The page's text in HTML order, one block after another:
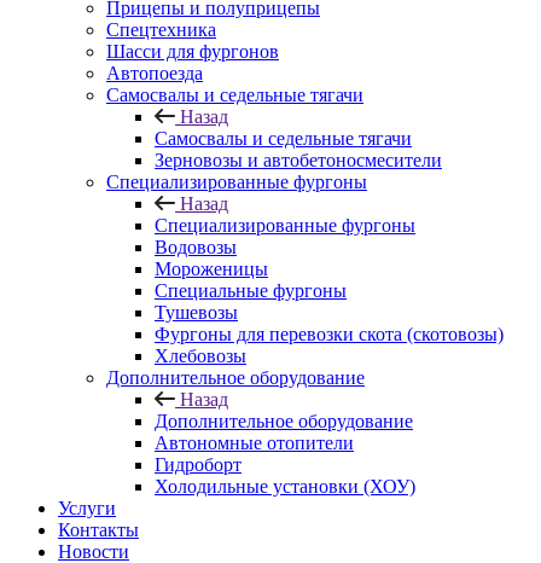
Прицепы и полуприцепы
Спецтехника
Шасси для фургонов
Автопоезда
Самосвалы и седельные тягачи
Назад
Самосвалы и седельные тягачи
Зерновозы и автобетоносмесители
Специализированные фургоны
Назад
Специализированные фургоны
Водовозы
Мороженицы
Специальные фургоны
Тушевозы
Фургоны для перевозки скота (скотовозы)
Хлебовозы
Дополнительное оборудование
Назад
Дополнительное оборудование
Автономные отопители
Гидроборт
Холодильные установки (ХОУ)
Услуги
Контакты
Новости